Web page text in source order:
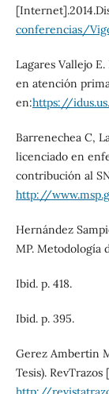
conferencias/
Lagares Vallejo
en atención
en:https://
Barrenechea C,
licenciado en
contribución al
http://
Hernández
MP. Metodología
Ibid. p. 418.
Ibid. p. 395.
Gerez Ambertin
Tesis).